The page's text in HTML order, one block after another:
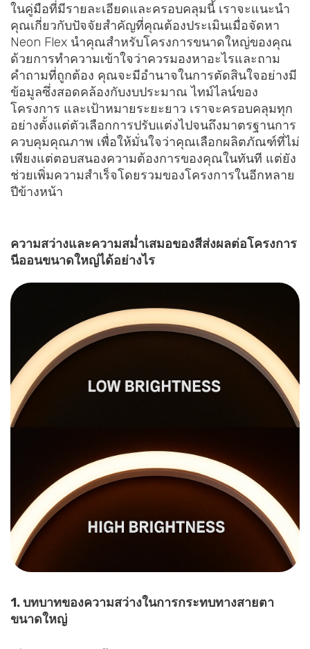
ในคู่มือที่มีรายละเอียดและครอบคลุมนี้ เราจะแนะนำ
คุณเกี่ยวกับปัจจัยสำคัญที่คุณต้องประเมินเมื่อจัดหา
Neon Flex นำคุณสำหรับโครงการขนาดใหญ่ของคุณ
ด้วยการทำความเข้าใจว่าควรมองหาอะไรและถาม
คำถามที่ถูกต้อง คุณจะมีอำนาจในการตัดสินใจอย่างมี
ข้อมูลซึ่งสอดคล้องกับงบประมาณ ไทม์ไลน์ของ
โครงการ และเป้าหมายระยะยาว เราจะครอบคลุมทุก
อย่างตั้งแต่ตัวเลือกการปรับแต่งไปจนถึงมาตรฐานการ
ควบคุมคุณภาพ เพื่อให้มั่นใจว่าคุณเลือกผลิตภัณฑ์ที่ไม่
เพียงแต่ตอบสนองความต้องการของคุณในทันที แต่ยัง
ช่วยเพิ่มความสำเร็จโดยรวมของโครงการในอีกหลาย
ปีข้างหน้า
ความสว่างและความสม่ำเสมอของสีส่งผลต่อโครงการ
นีออนขนาดใหญ่ได้อย่างไร
1. บทบาทของความสว่างในการกระทบทางสายตา
ขนาดใหญ่